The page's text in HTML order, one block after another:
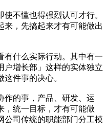
不懂也得强烈认可才行。
来，先搞起来才有可能做出
有什么实际行动。其中有一
户增长部」这样的实体独立
件事的决心。
作的事，产品、研发、运
，统一目标，才有可能做
公司传统的职能部门分工模